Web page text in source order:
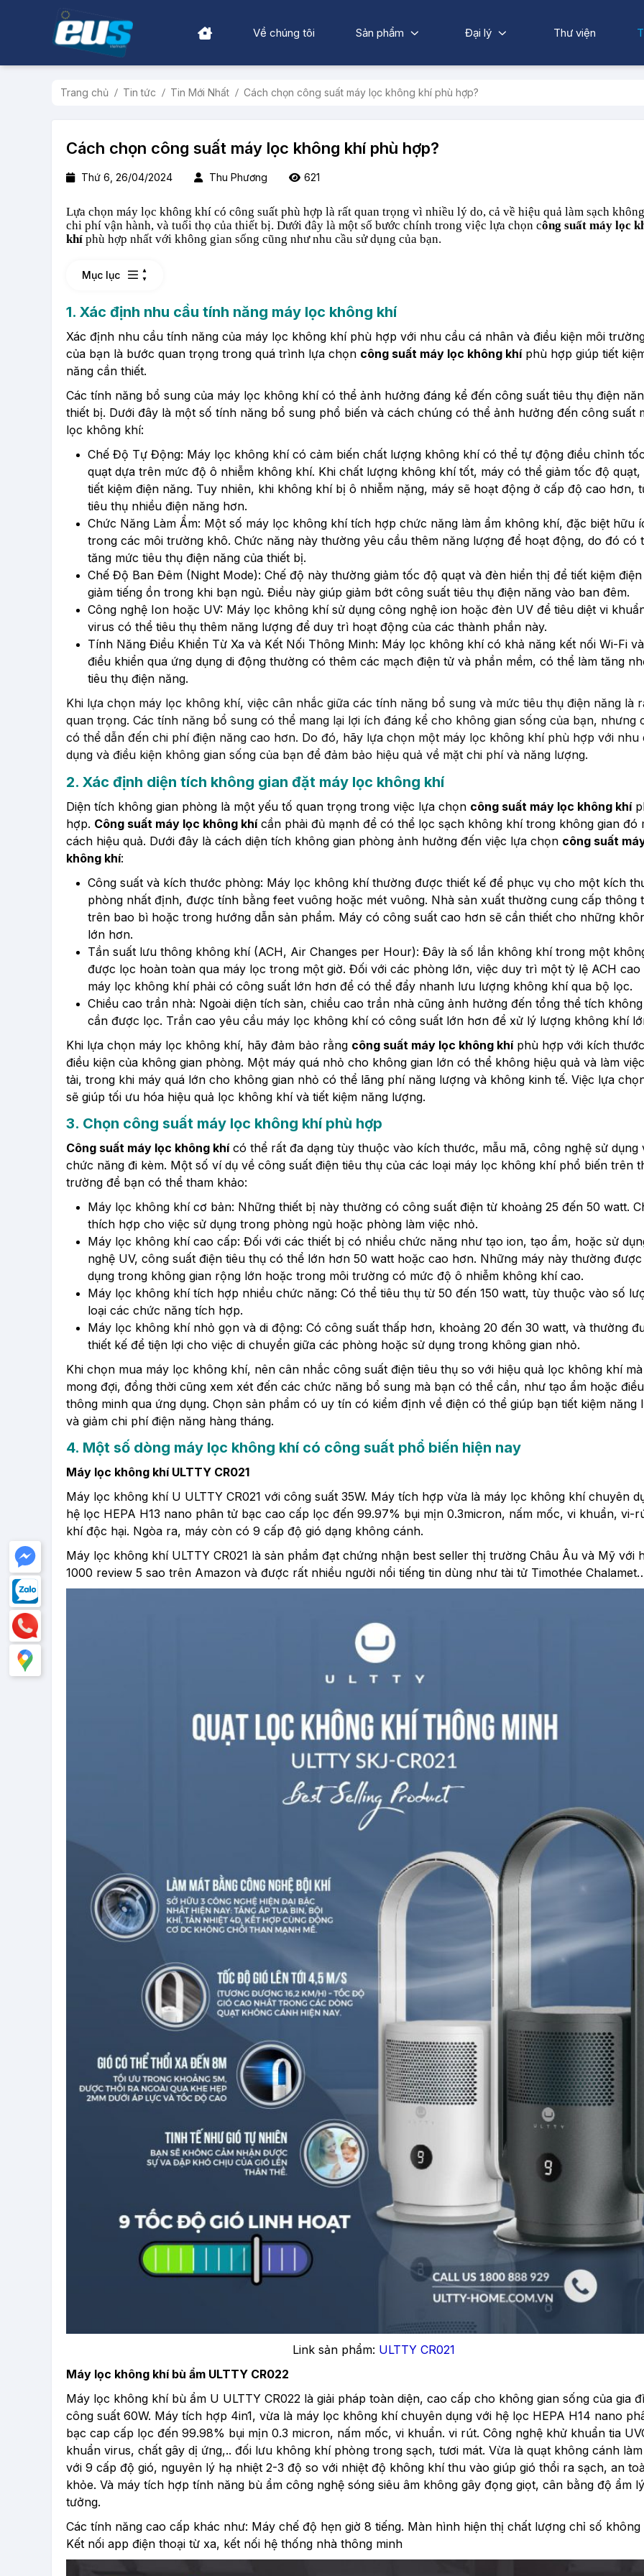
Về chúng tôi Sản phẩm Đại lý Thư viện
Trang chủ Tin tức Tin Mới Nhất Cách chọn công suất máy lọc không khí phù hợp?
Cách chọn công suất máy lọc không khí phù hợp?
Thứ 6, 26/04/2024 Thu Phương 621
Lựa chọn máy lọc không khí có công suất phù hợp là rất quan trọng vì nhiều lý do, cả về hiệu quả làm sạch
chi phí vận hành, và tuổi thọ của thiết bị. Dưới đây là một số bước chính trong việc lựa chọn công suất máy lọc
khí phù hợp nhất với không gian sống cũng như nhu cầu sử dụng của bạn.
Mục lục
1. Xác định nhu cầu tính năng máy lọc không khí
Xác định nhu cầu tính năng của máy lọc không khí phù hợp với nhu cầu cá nhân và điều kiện môi
của bạn là bước quan trọng trong quá trình lựa chọn công suất máy lọc không khíphù hợp giúp tiết
năng cần thiết.
Các tính năng bổ sung của máy lọc không khí có thể ảnh hưởng đáng kể đến công suất tiêu thụ điện
thiết bị. Dưới đây là một số tính năng bổ sung phổ biến và cách chúng có thể ảnh hưởng đến công suất
lọc không khí:
Chế Độ Tự Động: Máy lọc không khí có cảm biến chất lượng không khí có thể tự động điều chỉnh
quạt dựa trên mức độ ô nhiễm không khí. Khi chất lượng không khí tốt, máy có thể giảm tốc độ quạt,
tiết kiệm điện năng. Tuy nhiên, khi không khí bị ô nhiễm nặng, máy sẽ hoạt động ở cấp độ cao hơn,
tiêu thụ nhiều điện năng hơn.
Chức Năng Làm Ẩm: Một số máy lọc không khí tích hợp chức năng làm ẩm không khí, đặc biệt hữu
trong các môi trường khô. Chức năng này thường yêu cầu thêm năng lượng để hoạt động, do đó có
tăng mức tiêu thụ điện năng của thiết bị.
Chế Độ Ban Đêm (Night Mode): Chế độ này thường giảm tốc độ quạt và đèn hiển thị để tiết kiệm
giảm tiếng ồn trong khi bạn ngủ. Điều này giúp giảm bớt công suất tiêu thụ điện năng vào ban đêm.
Công nghệ Ion hoặc UV: Máy lọc không khí sử dụng công nghệ ion hoặc đèn UV để tiêu diệt vi
virus có thể tiêu thụ thêm năng lượng để duy trì hoạt động của các thành phần này.
Tính Năng Điều Khiển Từ Xa và Kết Nối Thông Minh: Máy lọc không khí có khả năng kết nối Wi-Fi
điều khiển qua ứng dụng di động thường có thêm các mạch điện tử và phần mềm, có thể làm tăng
tiêu thụ điện năng.
Khi lựa chọn máy lọc không khí, việc cân nhắc giữa các tính năng bổ sung và mức tiêu thụ điện năng là
quan trọng. Các tính năng bổ sung có thể mang lại lợi ích đáng kể cho không gian sống của bạn, nhưng
có thể dẫn đến chi phí điện năng cao hơn. Do đó, hãy lựa chọn một máy lọc không khí phù hợp với nhu
dụng và điều kiện không gian sống của bạn để đảm bảo hiệu quả về mặt chi phí và năng lượng.
2. Xác định diện tích không gian đặt máy lọc không khí
Diện tích không gian phòng là một yếu tố quan trọng trong việc lựa chọn công suất máy lọc không khí
hợp. Công suất máy lọc không khícần phải đủ mạnh để có thể lọc sạch không khí trong không gian đó
cách hiệu quả. Dưới đây là cách diện tích không gian phòng ảnh hưởng đến việc lựa chọn công suất
không khí:
Công suất và kích thước phòng: Máy lọc không khí thường được thiết kế để phục vụ cho một kích
phòng nhất định, được tính bằng feet vuông hoặc mét vuông. Nhà sản xuất thường cung cấp thông
trên bao bì hoặc trong hướng dẫn sản phẩm. Máy có công suất cao hơn sẽ cần thiết cho những
lớn hơn.
Tần suất lưu thông không khí (ACH, Air Changes per Hour): Đây là số lần không khí trong một
được lọc hoàn toàn qua máy lọc trong một giờ. Đối với các phòng lớn, việc duy trì một tỷ lệ ACH cao
máy lọc không khí phải có công suất lớn hơn để có thể đẩy nhanh lưu lượng không khí qua bộ lọc.
Chiều cao trần nhà: Ngoài diện tích sàn, chiều cao trần nhà cũng ảnh hưởng đến tổng thể tích
cần được lọc. Trần cao yêu cầu máy lọc không khí có công suất lớn hơn để xử lý lượng không khí
Khi lựa chọn máy lọc không khí, hãy đảm bảo rằng công suất máy lọc không khíphù hợp với kích
điều kiện của không gian phòng. Một máy quá nhỏ cho không gian lớn có thể không hiệu quả và làm
tải, trong khi máy quá lớn cho không gian nhỏ có thể lãng phí năng lượng và không kinh tế. Việc lựa
sẽ giúp tối ưu hóa hiệu quả lọc không khí và tiết kiệm năng lượng.
3. Chọn công suất máy lọc không khí phù hợp
Công suất máy lọc không khícó thể rất đa dạng tùy thuộc vào kích thước, mẫu mã, công nghệ sử dụng
chức năng đi kèm. Một số ví dụ về công suất điện tiêu thụ của các loại máy lọc không khí phổ biến trên
trường để bạn có thể tham khảo:
Máy lọc không khí cơ bản: Những thiết bị này thường có công suất điện từ khoảng 25 đến 50 watt.
thích hợp cho việc sử dụng trong phòng ngủ hoặc phòng làm việc nhỏ.
Máy lọc không khí cao cấp: Đối với các thiết bị có nhiều chức năng như tạo ion, tạo ẩm, hoặc sử
nghệ UV, công suất điện tiêu thụ có thể lớn hơn 50 watt hoặc cao hơn. Những máy này thường
dụng trong không gian rộng lớn hoặc trong môi trường có mức độ ô nhiễm không khí cao.
Máy lọc không khí tích hợp nhiều chức năng: Có thể tiêu thụ từ 50 đến 150 watt, tùy thuộc vào số
loại các chức năng tích hợp.
Máy lọc không khí nhỏ gọn và di động: Có công suất thấp hơn, khoảng 20 đến 30 watt, và thường
thiết kế để tiện lợi cho việc di chuyển giữa các phòng hoặc sử dụng trong không gian nhỏ.
Khi chọn mua máy lọc không khí, nên cân nhắc công suất điện tiêu thụ so với hiệu quả lọc không khí
mong đợi, đồng thời cũng xem xét đến các chức năng bổ sung mà bạn có thể cần, như tạo ẩm hoặc
thông minh qua ứng dụng. Chọn sản phẩm có uy tín có kiểm định về điện có thể giúp bạn tiết kiệm năng
và giảm chi phí điện năng hàng tháng.
4. Một số dòng máy lọc không khí có công suất phổ biến hiện nay
Máy lọc không khí ULTTY CR021
Máy lọc không khí U ULTTY CR021 với công suất 35W. Máy tích hợp vừa là máy lọc không khí chuyên
hệ lọc HEPA H13 nano phân tử bạc cao cấp lọc đến 99.97% bụi mịn 0.3micron, nấm mốc, vi khuẩn, vi-
khí độc hại. Ngòa ra, máy còn có 9 cấp độ gió dạng không cánh.
Máy lọc không khí ULTTY CR021 là sản phẩm đạt chứng nhận best seller thị trường Châu Âu và Mỹ với
1000 review 5 sao trên Amazon và được rất nhiều người nổi tiếng tin dùng như tài tử Timothée
Link sản phẩm: ULTTY CR021
Máy lọc không khí bù ẩm ULTTY CR022
Máy lọc không khí bù ẩm U ULTTY CR022 là giải pháp toàn diện, cao cấp cho không gian sống của gia
công suất 60W. Máy tích hợp 4in1, vừa là máy lọc không khí chuyên dụng với hệ lọc HEPA H14 nano
bạc cap cấp lọc đến 99.98% bụi mịn 0.3 micron, nấm mốc, vi khuẩn. vi rút. Công nghệ khử khuẩn tia
khuẩn virus, chất gây dị ứng,.. đối lưu không khí phòng trong sạch, tươi mát. Vừa là quạt không cánh
với 9 cấp độ gió, nguyên lý hạ nhiệt 2-3 độ so với nhiệt độ không khí thu vào giúp gió thổi ra sạch, an
khỏe. Và máy tích hợp tính năng bù ẩm công nghệ sóng siêu âm không gây đọng giọt, cân bằng độ ẩm lý
tưởng.
Các tính năng cao cấp khác như: Máy chế độ hẹn giờ 8 tiếng. Màn hình hiện thị chất lượng chỉ số không
Kết nối app điện thoại từ xa, kết nối hệ thống nhà thông minh